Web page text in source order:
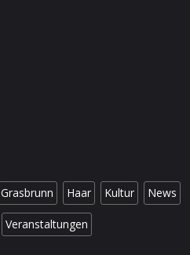
Grasbrunn Haar Kultur News
Veranstaltungen